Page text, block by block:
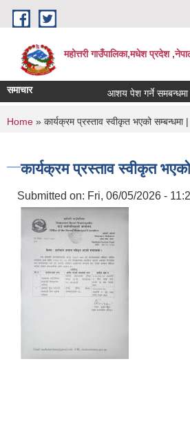
Skip to main content
महोत्तरी गाउँपालिका,मधेश प्रदेश
समाचार आशय पेश गर्ने समबन्धमा ।
You are here
Home » कार्यक्रम प्रस्ताव स्वीकृत भएको सम्बन्धमा |
कार्यक्रम प्रस्ताव स्वीकृत
Submitted on: Fri, 06/05/2026 -